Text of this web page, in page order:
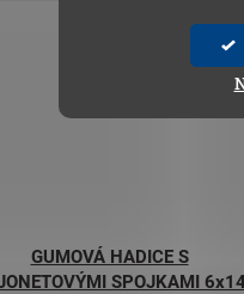
GUMOVÁ HADICE S
SPOJKAMI 6x14
22 424